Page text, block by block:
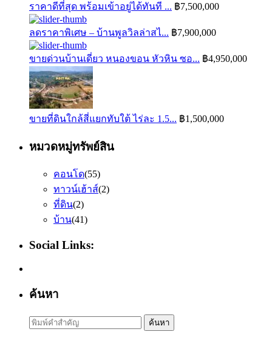
ราคาดีที่สุด พร้อมเข้าอยู่ได้ทันที ... ฿7,500,000
ลดราคาพิเศษ – บ้านพูลวิลล่าสไ... ฿7,900,000
ขายด่วนบ้านเดี่ยว หนองขอน หัวหิน ซอ... ฿4,950,000
ขายที่ดินใกล้สี่แยกทับใต้ ไร่ละ 1.5... ฿1,500,000
หมวดหมู่ทรัพย์สิน
คอนโด(55)
ทาวน์เฮ้าส์(2)
ที่ดิน(2)
บ้าน(41)
Social Links:
ค้นหา
Search
for:
ค้นหา